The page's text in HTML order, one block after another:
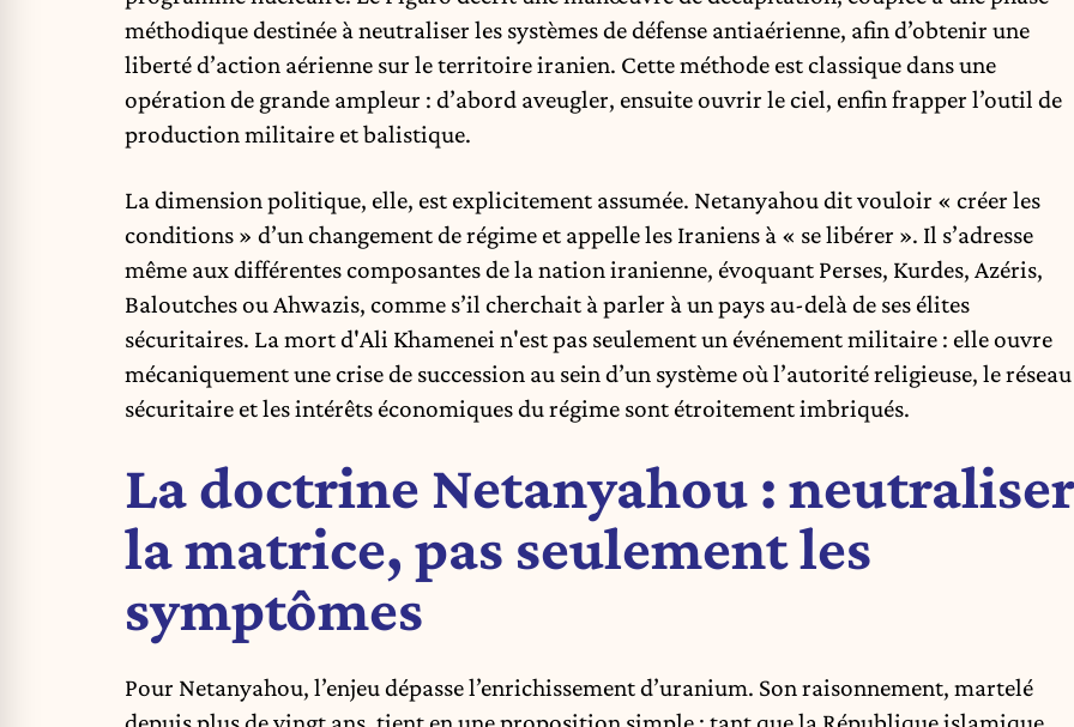
méthodique destinée à neutraliser les systèmes de défense antiaérienne, afin d’obtenir une
liberté d’action aérienne sur le territoire iranien. Cette méthode est classique dans une
opération de grande ampleur : d’abord aveugler, ensuite ouvrir le ciel, enfin frapper l’outil de
production militaire et balistique.
La dimension politique, elle, est explicitement assumée. Netanyahou dit vouloir « créer les
conditions » d’un changement de régime et appelle les Iraniens à « se libérer ». Il s’adresse
même aux différentes composantes de la nation iranienne, évoquant Perses, Kurdes, Azéris,
Baloutches ou Ahwazis, comme s’il cherchait à parler à un pays au-delà de ses élites
sécuritaires. La mort d'Ali Khamenei n'est pas seulement un événement militaire : elle ouvre
mécaniquement une crise de succession au sein d’un système où l’autorité religieuse, le réseau
sécuritaire et les intérêts économiques du régime sont étroitement imbriqués.
La doctrine Netanyahou : neutraliser
la matrice, pas seulement les
symptômes
Pour Netanyahou, l’enjeu dépasse l’enrichissement d’uranium. Son raisonnement, martelé